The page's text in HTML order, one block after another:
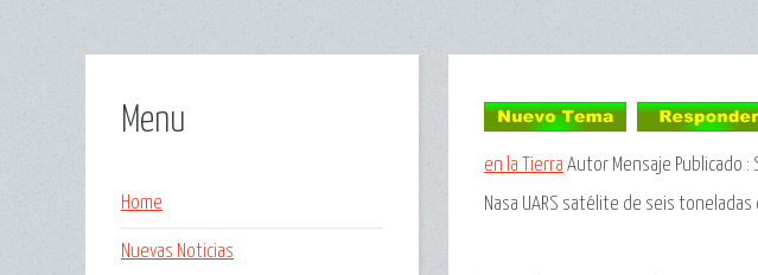
Menu
Home
Nuevas Noticias
en la Tierra Autor Mensaje Publicado
Nasa UARS satélite de seis toneladas